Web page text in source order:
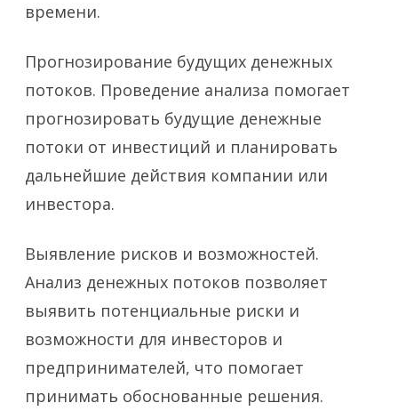
времени.
Прогнозирование будущих денежных
потоков. Проведение анализа помогает
прогнозировать будущие денежные
потоки от инвестиций и планировать
дальнейшие действия компании или
инвестора.
Выявление рисков и возможностей.
Анализ денежных потоков позволяет
выявить потенциальные риски и
возможности для инвесторов и
предпринимателей, что помогает
принимать обоснованные решения.